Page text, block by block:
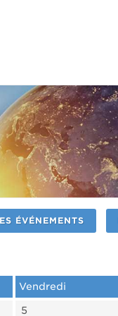
ÉVÉNEMENTS
Vendredi
5